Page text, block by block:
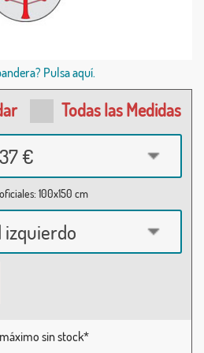
Pulsa aquí.
Todas las Medidas
€
100x150 cm
izquierdo
sin stock*